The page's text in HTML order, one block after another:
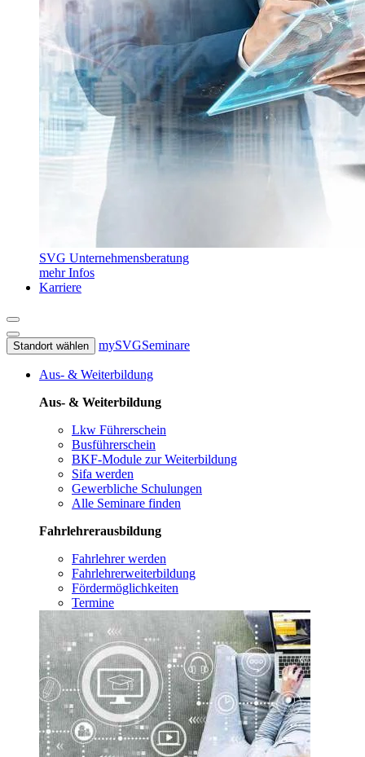
SVG Unternehmensberatung
mehr Infos
Karriere
Standort wählen mySVGSeminare
Aus- & Weiterbildung
Aus- & Weiterbildung
Lkw Führerschein
Busführerschein
BKF-Module zur Weiterbildung
Sifa werden
Gewerbliche Schulungen
Alle Seminare finden
Fahrlehrerausbildung
Fahrlehrer werden
Fahrlehrerweiterbildung
Fördermöglichkeiten
Termine